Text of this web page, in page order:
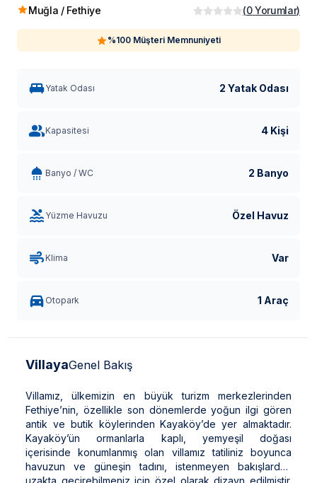
Muğla / Fethiye (0 Yorumlar)
%100 Müşteri Memnuniyeti
Yatak Odası 2 Yatak Odası
Kapasitesi 4 Kişi
Banyo / WC 2 Banyo
Yüzme Havuzu Özel Havuz
Klima Var
Otopark 1 Araç
VillayaGenel Bakış
Villamız, ülkemizin en büyük turizm merkezlerinden
Fethiye’nin, özellikle son dönemlerde yoğun ilgi gören
antik ve butik köylerinden Kayaköy’de yer almaktadır.
Kayaköy’ün ormanlarla kaplı, yemyeşil doğası
içerisinde konumlanmış olan villamız tatiliniz boyunca
havuzun ve güneşin tadını, istenmeyen bakışlardan
uzakta geçirebilmeniz için özel olarak dizayn edilmiştir.